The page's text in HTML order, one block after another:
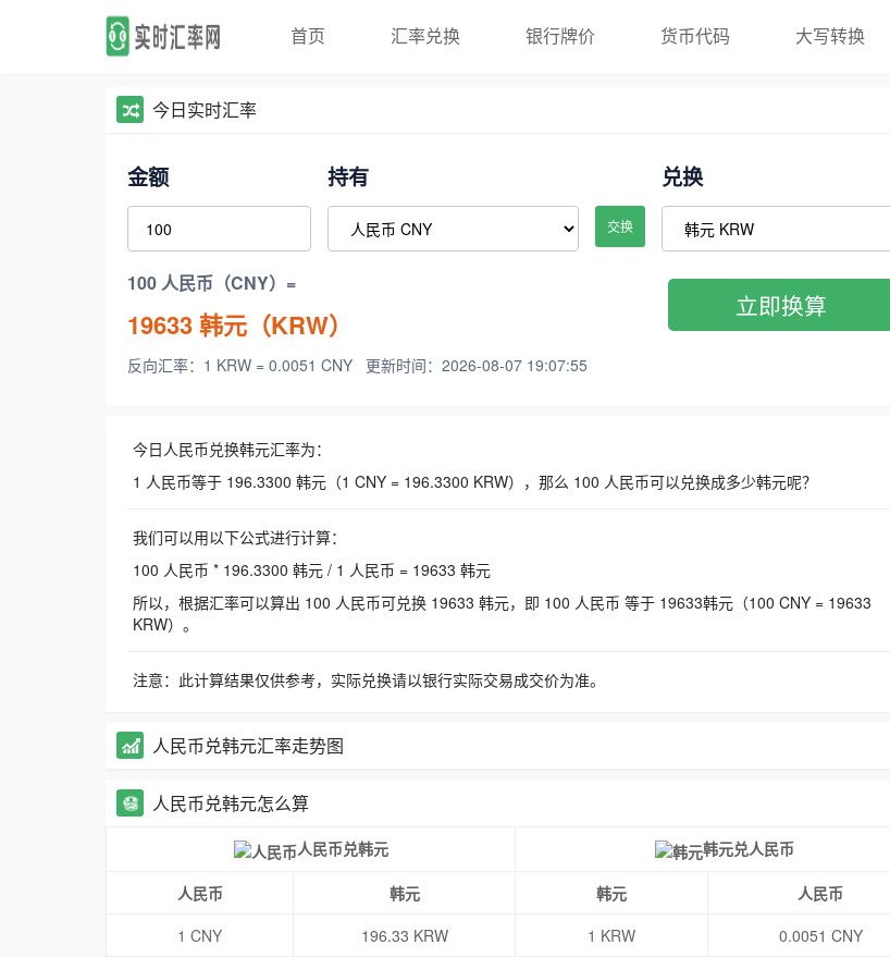
首页 汇率兑换 银行牌价 货币代码 大写转换
今日实时汇率
金额 持有
交换
兑换
100 人民币（CNY）=
19633韩元（KRW）
反向汇率：1 KRW = 0.0051 CNY 更新时间：2026-08-07 19:07:55
立即换算
今日人民币兑换韩元汇率为：
1 人民币等于 196.3300 韩元（1 CNY = 196.3300 KRW），那么 100 人民币可以兑换成多少韩元呢？
我们可以用以下公式进行计算：
100 人民币 * 196.3300 韩元 / 1 人民币 = 19633 韩元
所以，根据汇率可以算出 100 人民币可兑换 19633 韩元，即 100 人民币 等于 19633韩元（100 CNY = 19633
KRW）。
注意：此计算结果仅供参考，实际兑换请以银行实际交易成交价为准。
人民币兑韩元汇率走势图
人民币兑韩元怎么算
人民币兑韩元 韩元兑人民币
人民币 韩元 韩元
人民币
1 CNY
196.33 KRW 1 KRW
0.0051 CNY